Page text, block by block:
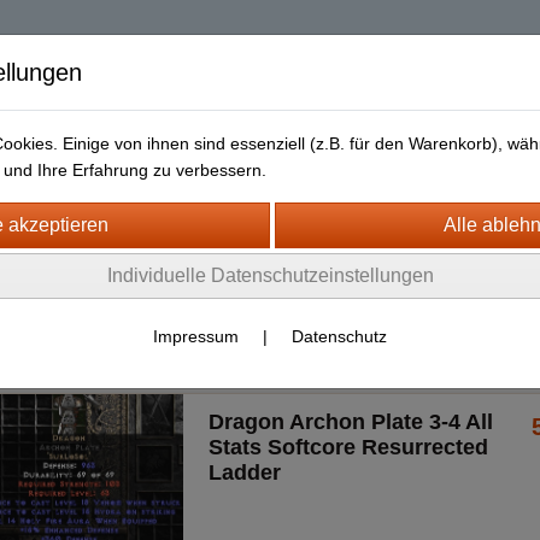
Diablo 2
Liefer- und Versandkosten Widerrufsrecht
+ ROTW Softcore Ladder Season
PS4/5)
Dragon Archon Plate 3-4 All
Stats Softcore Resurrected
Ladder
Einige von ihnen sind essenziell (z.B. für den Warenkorb),
Ihre Erfahrung zu verbessern.
Individuelle Datenschutzeinstellungen
Impressum | Datenschutz